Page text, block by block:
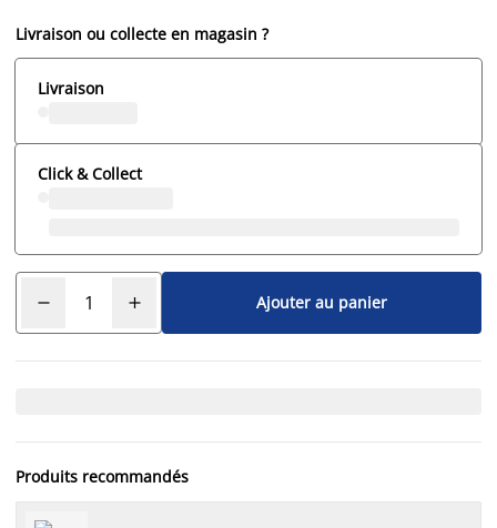
Livraison ou collecte en magasin ?
Livraison
Click & Collect
Ajouter au panier
Produits recommandés